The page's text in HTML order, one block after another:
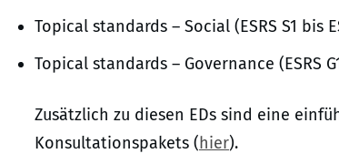
Topical standards – Social (ESRS S1 bis
Topical standards – Governance (ESRS
Zusätzlich zu diesen EDs sind eine
Konsultationspakets (hier).